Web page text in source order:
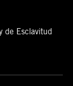
de Esclavitud